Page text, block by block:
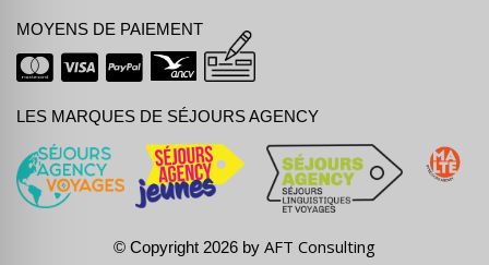
MOYENS DE PAIEMENT
LES MARQUES DE SÉJOURS AGENCY
© Copyright 2026 by AFT Consulting